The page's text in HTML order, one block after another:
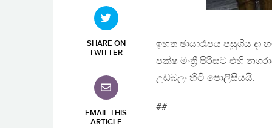
SHARE ON
TWITTER
EMAIL THIS
ARTICLE
ඉහත ඡායාරෑපය පසුගිය
පක්ෂ මංත්‍රී පිරිසට එහි
උඩබලං හිටි පොලිසියයි.
##